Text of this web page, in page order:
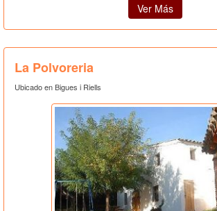
Ver Más
La Polvoreria
Ubicado en Bigues i Riells